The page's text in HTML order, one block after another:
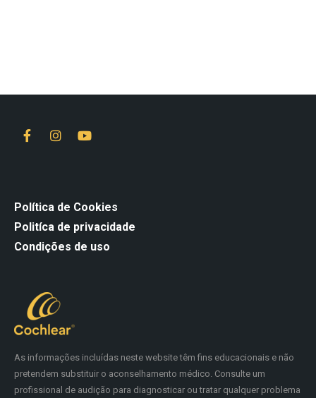
As informações incluídas neste website têm fins educacionais e não
pretendem substituir o aconselhamento médico. Consulte um
profissional de audição para diagnosticar ou tratar qualquer problema
Política de Cookies
Politíca de privacidade
Condições de uso